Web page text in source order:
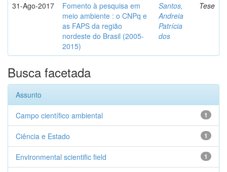
31-Ago-2017
Fomento à pesquisa em
meio ambiente : o CNPq e
as FAPS da região
nordeste do Brasil (2005-
2015)
Santos,
Andreia
Patrícia
dos
Tese
Busca facetada
Assunto
1
Campo científico ambiental
1
Ciência e Estado
1
Environmental scientific field